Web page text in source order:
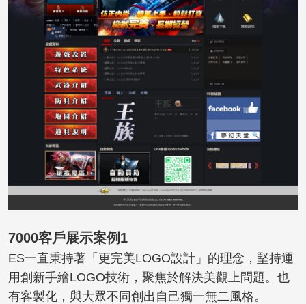
7000客戶展示案例1
ES一直秉持著「更完美LOGO設計」的理念，堅持運
用創新手繪LOGO技術，聚焦於解決美觀上問題。也
有客製化，與大眾不同創出自己獨一無二風格。